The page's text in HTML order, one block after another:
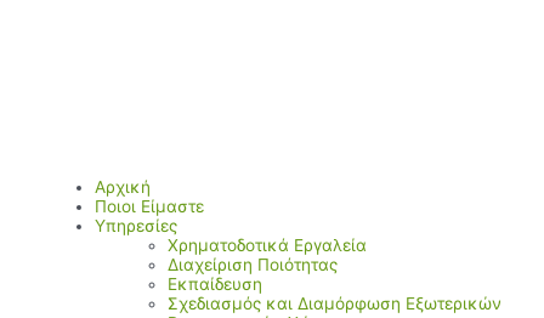
Αρχική
Ποιοι Είμαστε
Υπηρεσίες
Χρηματοδοτικά Εργαλεία
Διαχείριση Ποιότητας
Εκπαίδευση
Σχεδιασμός και Διαμόρφωση Εξωτερικών